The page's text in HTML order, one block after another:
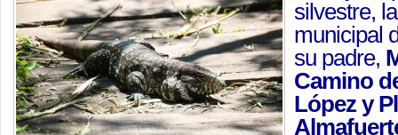
silvestre,
municipal
su padre,
Camino
López y